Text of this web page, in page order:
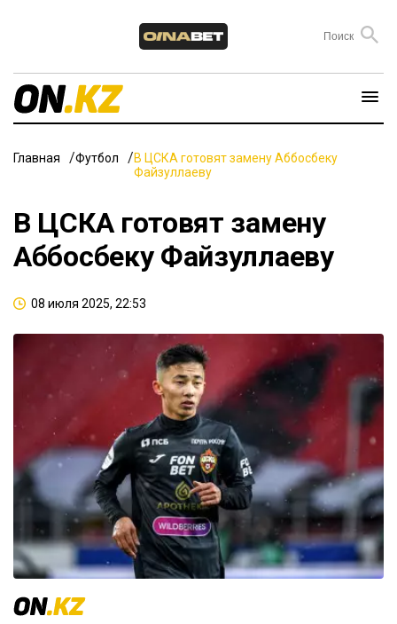
Главная Футбол
В ЦСКА готовят замену Аббосбеку
Файзуллаеву
В ЦСКА готовят замену
Аббосбеку Файзуллаеву
08 июля 2025, 22:53